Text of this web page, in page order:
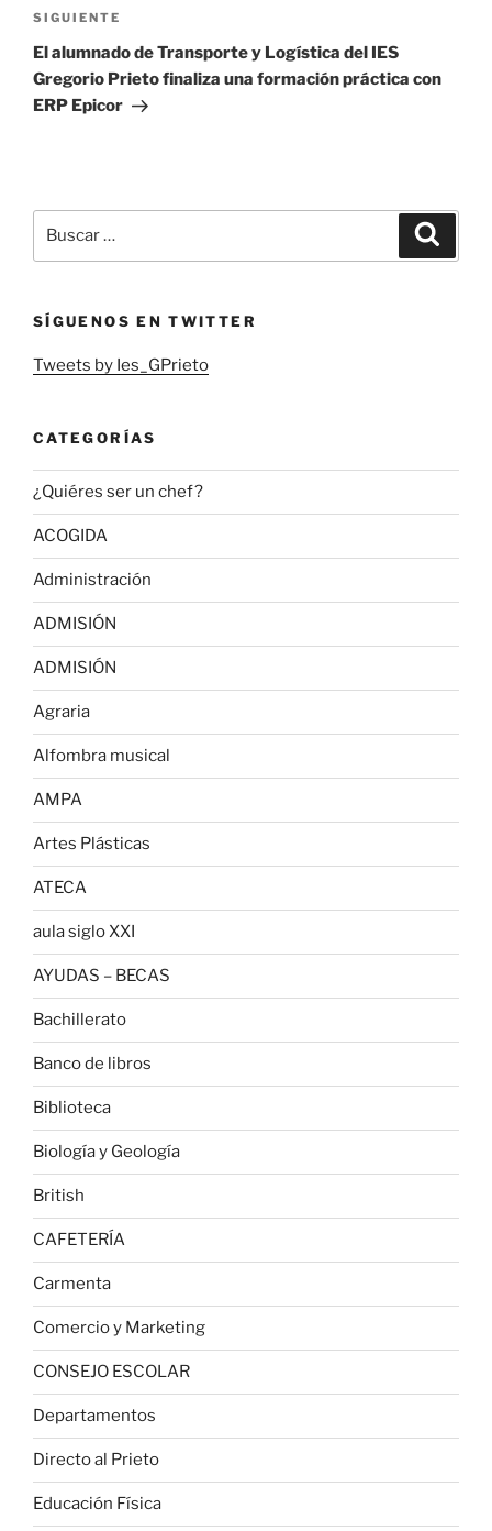
Siguiente
entrada
SIGUIENTE
El alumnado de Transporte y Logística del IES
Gregorio Prieto finaliza una formación práctica con
ERP Epicor
por:
SÍGUENOS EN TWITTER
Tweets by Ies_GPrieto
CATEGORÍAS
¿Quiéres ser un chef?
ACOGIDA
Administración
ADMISIÓN
ADMISIÓN
Agraria
Alfombra musical
AMPA
Artes Plásticas
ATECA
aula siglo XXI
AYUDAS – BECAS
Bachillerato
Banco de libros
Biblioteca
Biología y Geología
British
CAFETERÍA
Carmenta
Comercio y Marketing
CONSEJO ESCOLAR
Departamentos
Directo al Prieto
Educación Física